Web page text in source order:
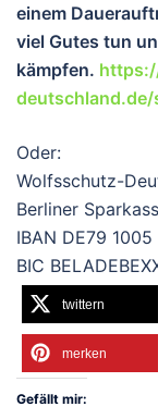
einem
viel Gutes tun
kämpfen.
Oder:
Wolfsschutz-
Berliner
IBAN DE79
BIC
twittern
merken
Gefällt mir: